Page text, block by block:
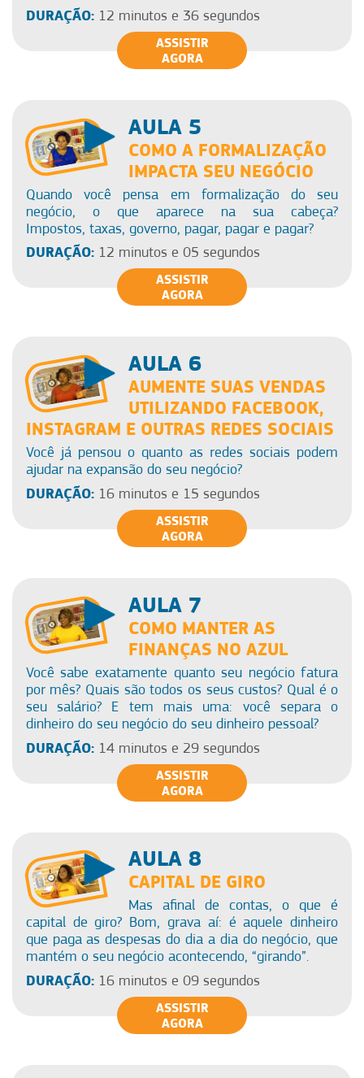
DURAÇÃO:12 minutos e 36 segundos
ASSISTIR
AGORA
AULA 5
COMO A FORMALIZAÇÃO
IMPACTA SEU NEGÓCIO
Quando você pensa em formalização do seu
negócio, o que aparece na sua cabeça?
Impostos, taxas, governo, pagar, pagar e pagar?
DURAÇÃO:12 minutos e 05 segundos
ASSISTIR
AGORA
AULA 6
AUMENTE SUAS VENDAS
UTILIZANDO FACEBOOK,
INSTAGRAM E OUTRAS REDES SOCIAIS
Você já pensou o quanto as redes sociais podem
ajudar na expansão do seu negócio?
DURAÇÃO:16 minutos e 15 segundos
ASSISTIR
AGORA
AULA 7
COMO MANTER AS
FINANÇAS NO AZUL
Você sabe exatamente quanto seu negócio fatura
por mês? Quais são todos os seus custos? Qual é o
seu salário? E tem mais uma: você separa o
dinheiro do seu negócio do seu dinheiro pessoal?
DURAÇÃO:14 minutos e 29 segundos
ASSISTIR
AGORA
AULA 8
CAPITAL DE GIRO
Mas afinal de contas, o que é
capital de giro? Bom, grava aí: é aquele dinheiro
que paga as despesas do dia a dia do negócio, que
mantém o seu negócio acontecendo, “girando”.
DURAÇÃO:16 minutos e 09 segundos
ASSISTIR
AGORA